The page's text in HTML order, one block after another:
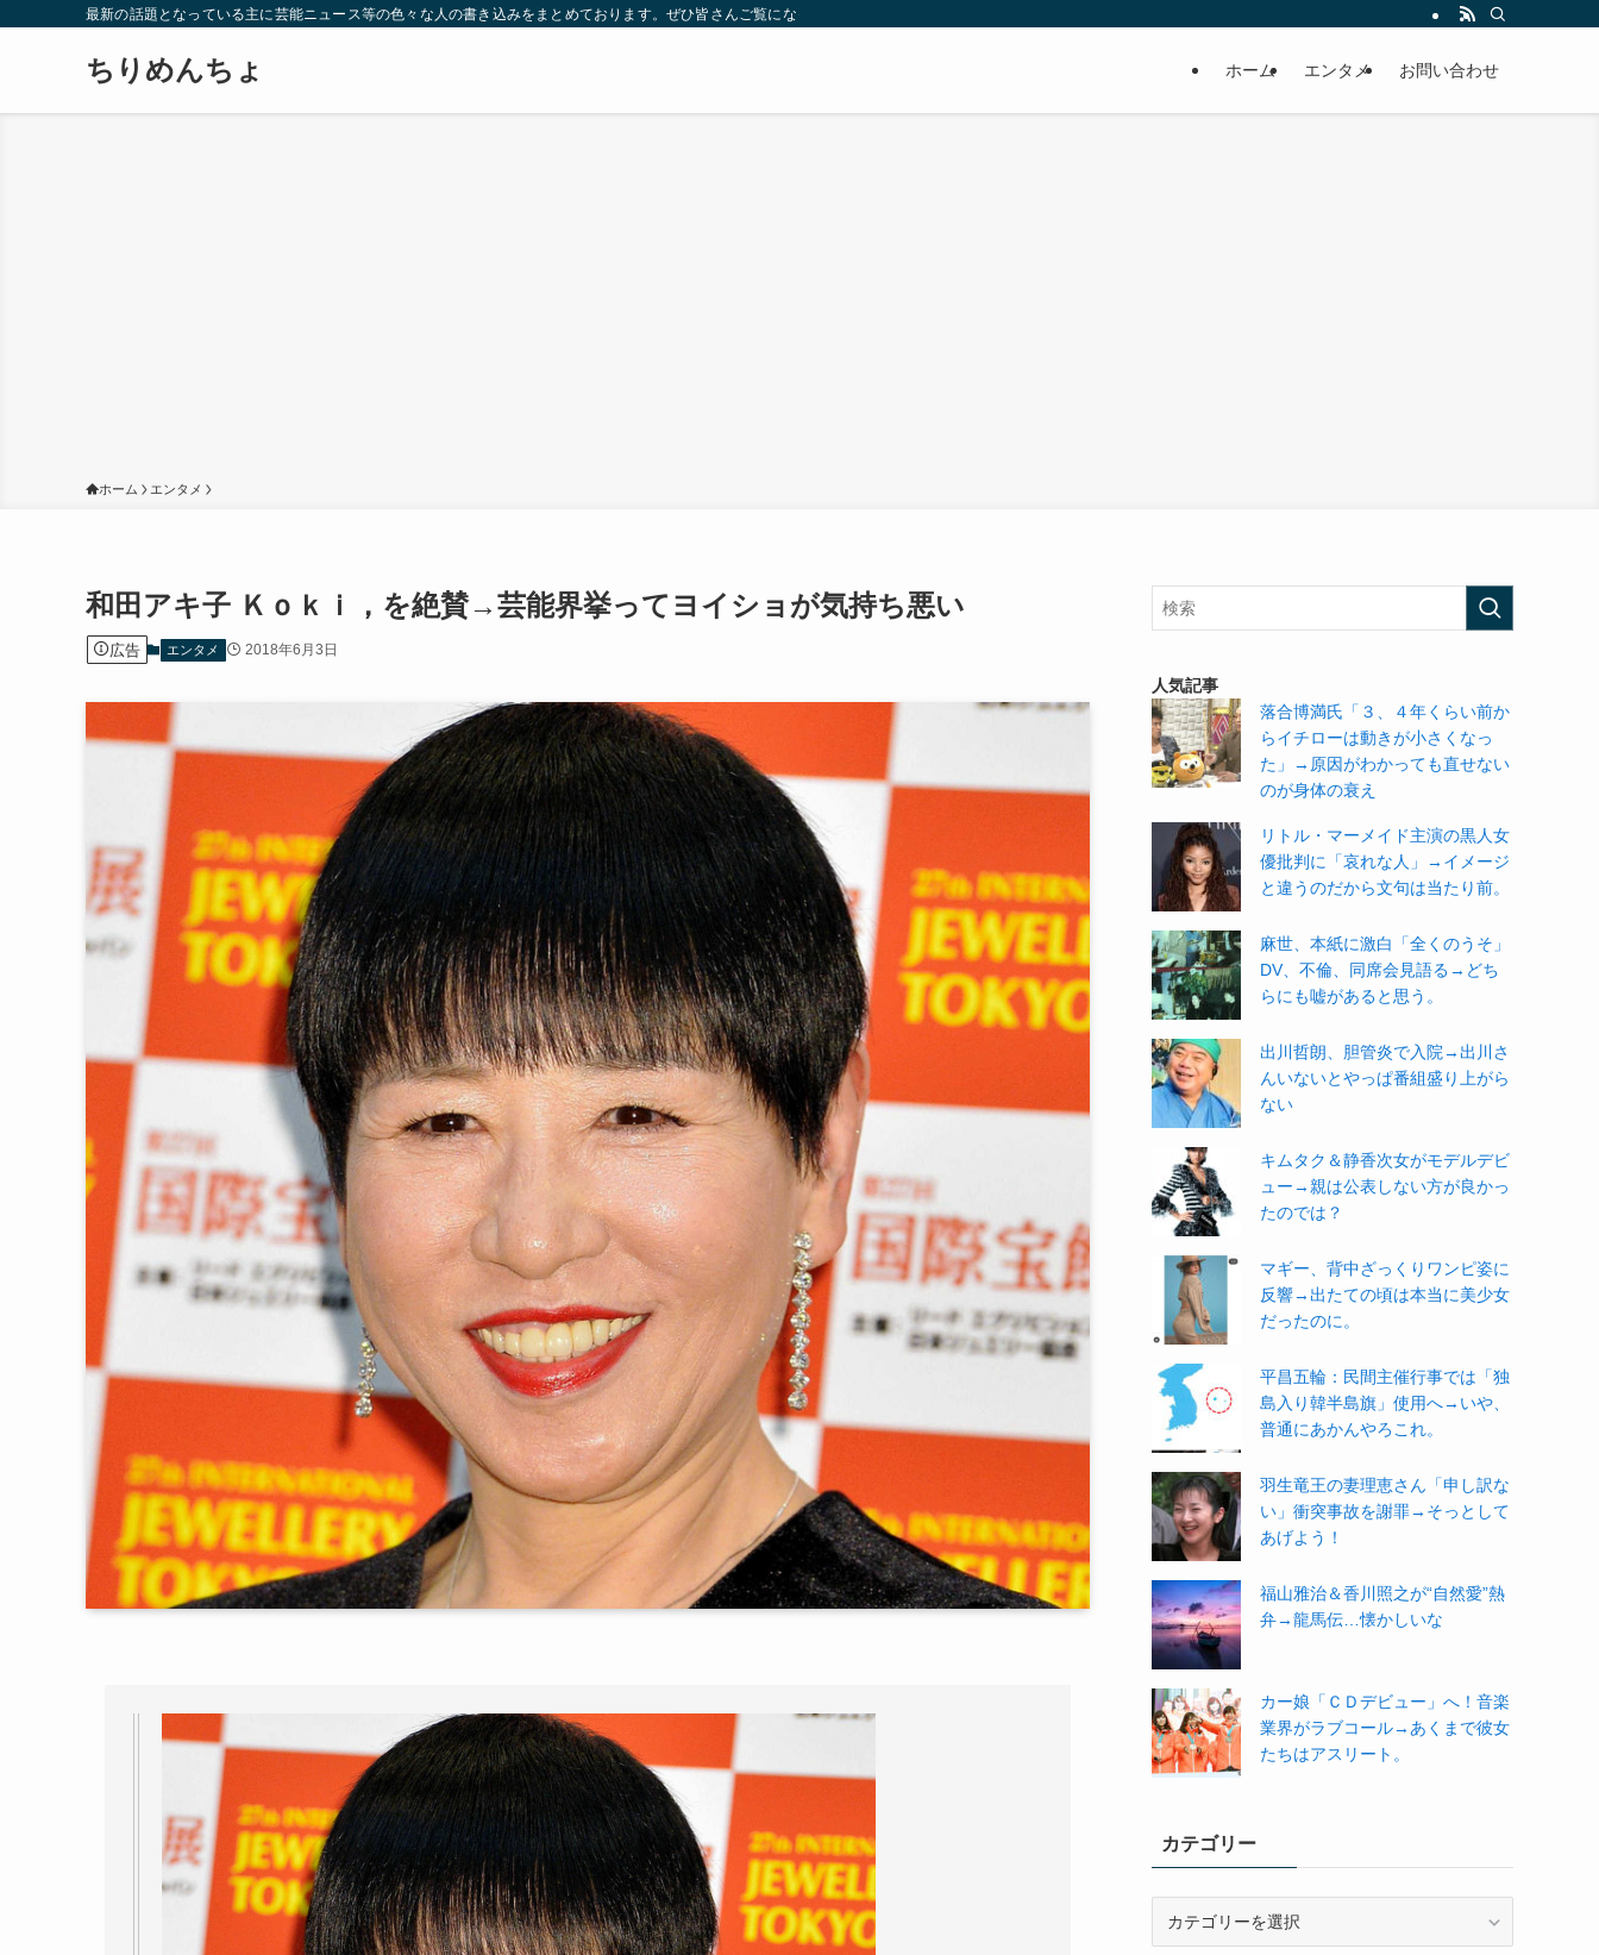
最新の話題となっている主に芸能ニュース等の色々な人の書き込みをまとめております。ぜひ皆さんご覧になっていってください。
ちりめんちょ ホーム エンタメ お問い合わせ
ホーム エンタメ
和田アキ子 Ｋｏｋｉ，を絶賛→芸能界挙ってヨイショが気持ち悪い
広告 エンタメ 2018年6月3日
人気記事
落合博満氏「３、４年くらい前か
らイチローは動きが小さくなっ
た」→原因がわかっても直せない
のが身体の衰え
リトル・マーメイド主演の黒人女
優批判に「哀れな人」→イメージ
と違うのだから文句は当たり前。
麻世、本紙に激白「全くのうそ」
DV、不倫、同席会見語る→どち
らにも嘘があると思う。
出川哲朗、胆管炎で入院→出川さ
んいないとやっぱ番組盛り上がら
ない
キムタク＆静香次女がモデルデビ
ュー→親は公表しない方が良かっ
たのでは？
マギー、背中ざっくりワンピ姿に
反響→出たての頃は本当に美少女
だったのに。
平昌五輪：民間主催行事では「独
島入り韓半島旗」使用へ→いや、
普通にあかんやろこれ。
羽生竜王の妻理恵さん「申し訳な
い」衝突事故を謝罪→そっとして
あげよう！
福山雅治＆香川照之が“自然愛”熱
弁→龍馬伝…懐かしいな
カー娘「ＣＤデビュー」へ！音楽
業界がラブコール→あくまで彼女
たちはアスリート。
カテゴリー